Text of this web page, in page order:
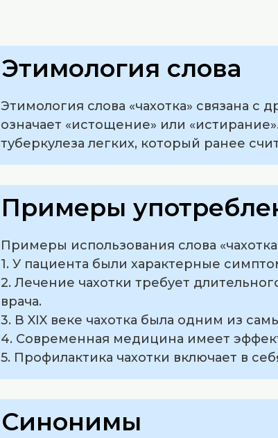
Этимология слова
Этимология слова «чахотка» связана с
означает «истощение» или
туберкулеза легких, который ранее
Примеры
Примеры использования слова
1. У пациента были характерные
2. Лечение чахотки требует
врача.
3. В XIX веке чахотка была одним из
4. Современная медицина имеет
5. Профилактика чахотки включает в
Синонимы